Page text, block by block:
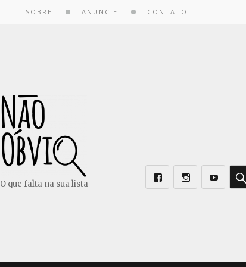
SOBRE ANUNCIE CONTATO
O que falta na sua lista